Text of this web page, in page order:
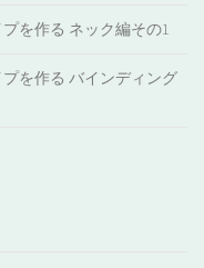
を作る ネック編その1
を作る バインディング